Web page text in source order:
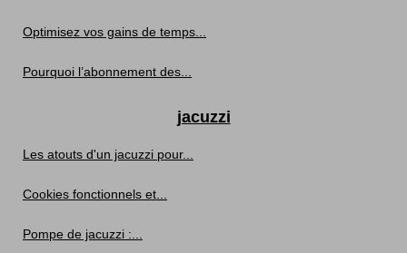
Optimisez vos gains de temps...
Pourquoi l’abonnement des...
jacuzzi
Les atouts d'un jacuzzi pour...
Cookies fonctionnels et...
Pompe de jacuzzi :...